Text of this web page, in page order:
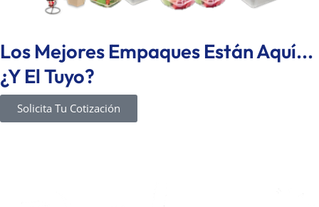
Los Mejores Empaques Están Aquí...
¿Y El Tuyo?
Solicita Tu Cotización